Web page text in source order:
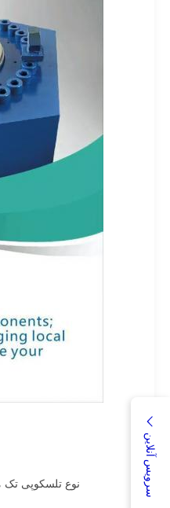
سرویس آنلاین